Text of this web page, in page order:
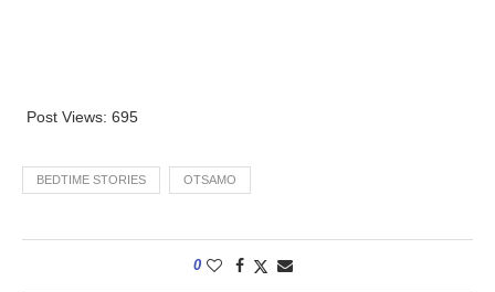
Post Views: 695
BEDTIME STORIES OTSAMO
0